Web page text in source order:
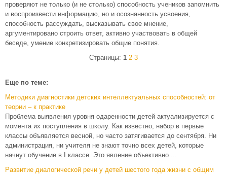
проверяют не только (и не столько) способность учеников запомнить
и воспроизвести информацию, но и осознанность усвоения,
способность рассуждать, высказывать свое мнение,
аргументировано строить ответ, активно участвовать в общей
беседе, умение конкретизировать общие понятия.
Страницы: 1 2 3
Еще по теме:
Методики диагностики детских интеллектуальных способностей: от
теории – к практике
Проблема выявления уровня одаренности детей актуализируется с
момента их поступления в школу. Как известно, набор в первые
классы объявляется весной, но часто затягивается до сентября. Ни
администрация, ни учителя не знают точно всех детей, которые
начнут обучение в I классе. Это явление объективно ...
Развитие диалогической речи у детей шестого года жизни с общим